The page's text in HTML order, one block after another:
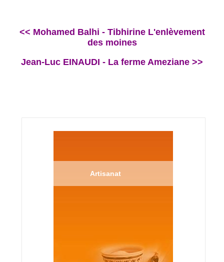
<< Mohamed Balhi - Tibhirine L'enlèvement
des moines
Jean-Luc EINAUDI - La ferme Ameziane >>
Artisanat